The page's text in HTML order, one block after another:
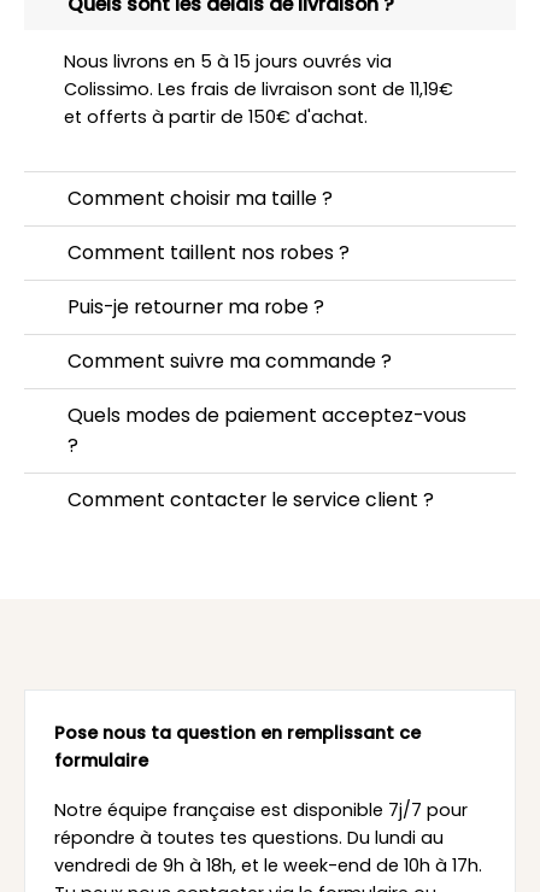
Nous livrons en 5 à 15 jours ouvrés via
Colissimo. Les frais de livraison sont de 11,19€
et offerts à partir de 150€ d'achat.
Comment choisir ma taille ?
Comment taillent nos robes ?
Puis-je retourner ma robe ?
Comment suivre ma commande ?
Quels modes de paiement acceptez-vous
?
Comment contacter le service client ?
Pose nous ta question en remplissant ce
formulaire
Notre équipe française est disponible 7j/7 pour
répondre à toutes tes questions. Du lundi au
vendredi de 9h à 18h, et le week-end de 10h à 17h.